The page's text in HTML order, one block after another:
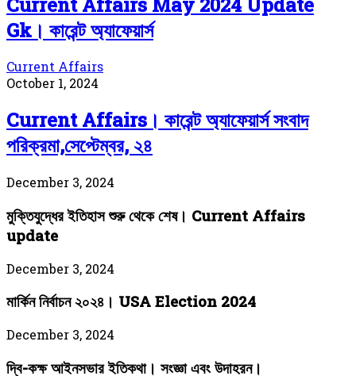
Gk। কারেন্ট অ্যাফেয়ার্স
Current Affairs
October 1, 2024
Current Affairs। কারেন্ট অ্যাফেয়ার্স সংবাদ
পরিক্রমা,সেপ্টেম্বর, ২৪
December 3, 2024
মুক্তিযুদ্ধের ইতিহাস শুরু থেকে শেষ। Current Affairs
update
December 3, 2024
মার্কিন নির্বাচন ২০২৪। USA Election 2024
December 3, 2024
দ্বি-কক্ষ আইনসভার ইতিকথা। সংজ্ঞা এবং উদাহরন।